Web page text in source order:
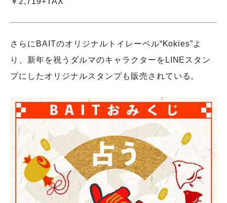
さらにBAITのオリジナルトイレーベル“Kokies”よ
り、新年を祝うダルマのキャラクターをLINEスタン
プにしたオリジナルスタンプも販売されている。